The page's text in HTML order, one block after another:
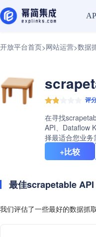
开放平台首页>网站运营>数据
评
在寻找
API、Dataflow
择最适合您业务
+比较
最佳scrapetable API
我们评估了一些最好的数据抓